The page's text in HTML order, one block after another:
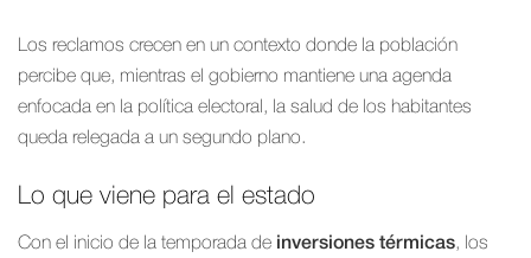
Los reclamos crecen en un contexto donde la población
percibe que, mientras el gobierno mantiene una agenda
enfocada en la política electoral, la salud de los habitantes
queda relegada a un segundo plano.
Lo que viene para el estado
Con el inicio de la temporada de inversiones térmicas, los